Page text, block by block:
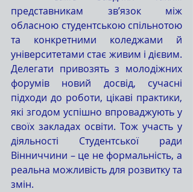
представникам зв’язок між
обласною студентською спільнотою
та конкретними коледжами й
університетами стає живим і дієвим.
Делегати привозять з молодіжних
форумів новий досвід, сучасні
підходи до роботи, цікаві практики,
які згодом успішно впроваджують у
своїх закладах освіти. Тож участь у
діяльності Студентської ради
Вінниччини – це не формальність, а
реальна можливість для розвитку та
змін.